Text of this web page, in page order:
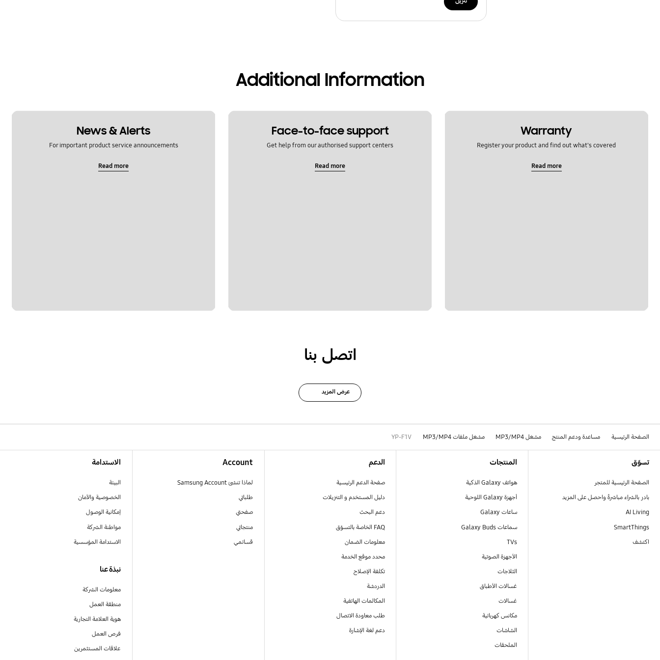
Additional Information
Warranty
Register your product and find out what's covered
Read more
Face-to-face support
Get help from our authorised support centers
Read more
News & Alerts
For important product service announcements
Read more
اتصل بنا
عرض المزيد
الصفحة الرئيسية مساعدة ودعم المنتج مشغل MP3/MP4 مشغل ملفات MP3/MP4 YP-F1V
تسوّق
الصفحة الرئيسية للمتجر
بادر بالشراء مباشرةً واحصل على المزيد
AI Living
SmartThings
اكتشف
المنتجات
هواتف Galaxy الذكية
أجهزة Galaxy اللوحية
ساعات Galaxy
سماعات Galaxy Buds
TVs
الأجهزة الصوتية
الثلاجات
غسالات الأطباق
غسالات
مكانس كهربائية
الشاشات
الملحقات
الدعم
صفحة الدعم الرئيسية
دليل المستخدم و التنزيلات
دعم البحث
FAQ الخاصة بالتسوّق
معلومات الضمان
محدد موقع الخدمة
تكلفة الإصلاح
الدردشة
المكالمات الهاتفية
طلب معاودة الاتصال
دعم لغة الإشارة
Account
لماذا تنشئ Samsung Account
طلباتي
صفحتي
منتجاتي
قسائمي
الاستدامة
البيئة
الخصوصية والأمان
إمكانية الوصول
مواطنة الشركة
الاستدامة المؤسسية
نبذة عنا
معلومات الشركة
منطقة العمل
هوية العلامة التجارية
فرص العمل
علاقات المستثمرين